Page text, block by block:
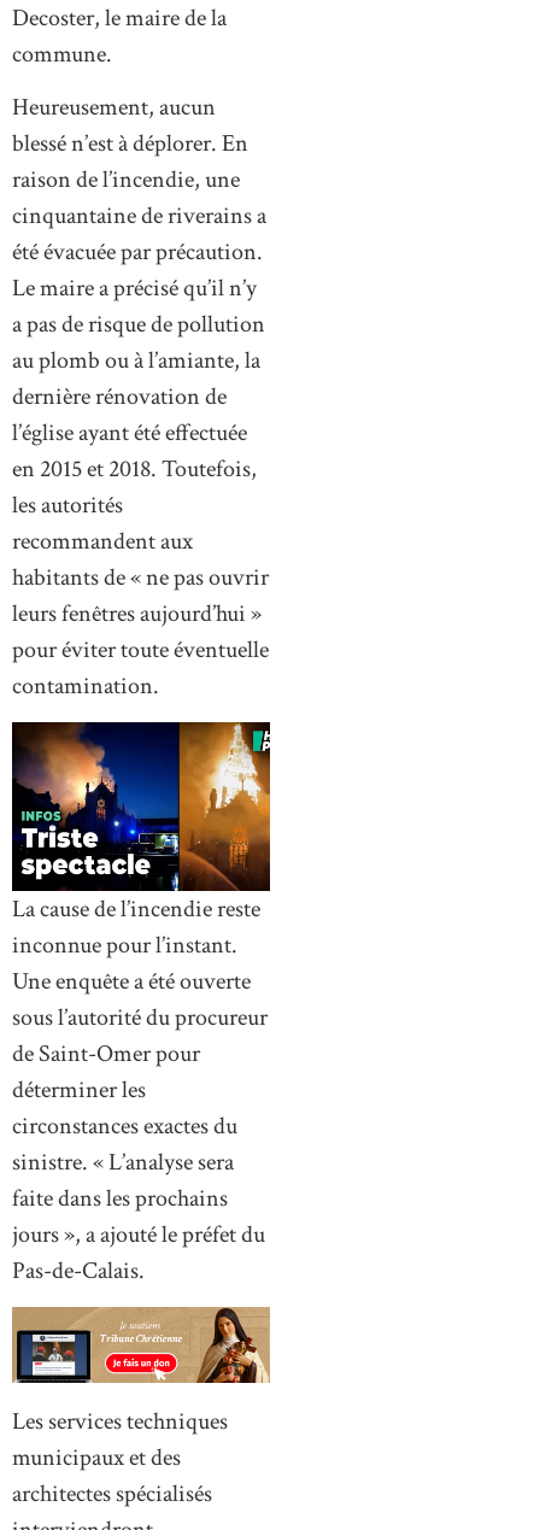
Decoster, le maire de la
commune.
Heureusement, aucun
blessé n’est à déplorer. En
raison de l’incendie, une
cinquantaine de riverains a
été évacuée par précaution.
Le maire a précisé qu’il n’y
a pas de risque de pollution
au plomb ou à l’amiante, la
dernière rénovation de
l’église ayant été effectuée
en 2015 et 2018. Toutefois,
les autorités
recommandent aux
habitants de « ne pas ouvrir
leurs fenêtres aujourd’hui »
pour éviter toute éventuelle
contamination.
La cause de l’incendie reste
inconnue pour l’instant.
Une enquête a été ouverte
sous l’autorité du procureur
de Saint-Omer pour
déterminer les
circonstances exactes du
sinistre. « L’analyse sera
faite dans les prochains
jours », a ajouté le préfet du
Pas-de-Calais.
Les services techniques
municipaux et des
architectes spécialisés